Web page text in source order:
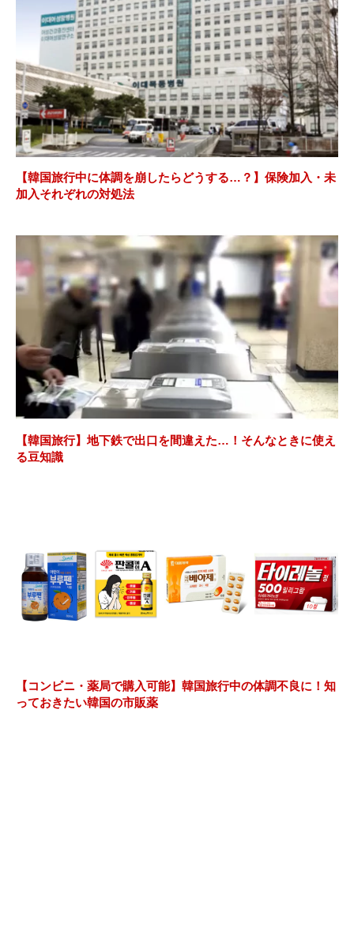
【韓国旅行中に体調を崩したらどうする…？】保険加入・未
加入それぞれの対処法
【韓国旅行】地下鉄で出口を間違えた…！そんなときに使え
る豆知識
【コンビニ・薬局で購入可能】韓国旅行中の体調不良に！知
っておきたい韓国の市販薬